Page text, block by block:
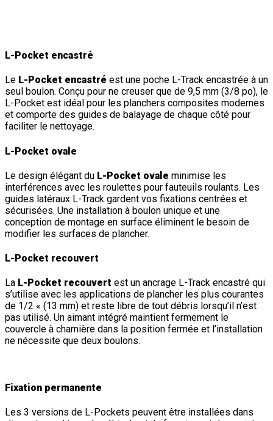
L-Pocket encastré
Le L-Pocket encastré est une poche L-Track encastrée à un
seul boulon. Conçu pour ne creuser que de 9,5 mm (3/8 po), le
L-Pocket est idéal pour les planchers composites modernes
et comporte des guides de balayage de chaque côté pour
faciliter le nettoyage.
L-Pocket ovale
Le design élégant du L-Pocket ovale minimise les
interférences avec les roulettes pour fauteuils roulants. Les
guides latéraux L-Track gardent vos fixations centrées et
sécurisées. Une installation à boulon unique et une
conception de montage en surface éliminent le besoin de
modifier les surfaces de plancher.
L-Pocket recouvert
La L-Pocket recouvert est un ancrage L-Track encastré qui
s’utilise avec les applications de plancher les plus courantes
de 1/2 « (13 mm) et reste libre de tout débris lorsqu’il n’est
pas utilisé. Un aimant intégré maintient fermement le
couvercle à charnière dans la position fermée et l’installation
ne nécessite que deux boulons.
Fixation permanente
Les 3 versions de L-Pockets peuvent être installées dans